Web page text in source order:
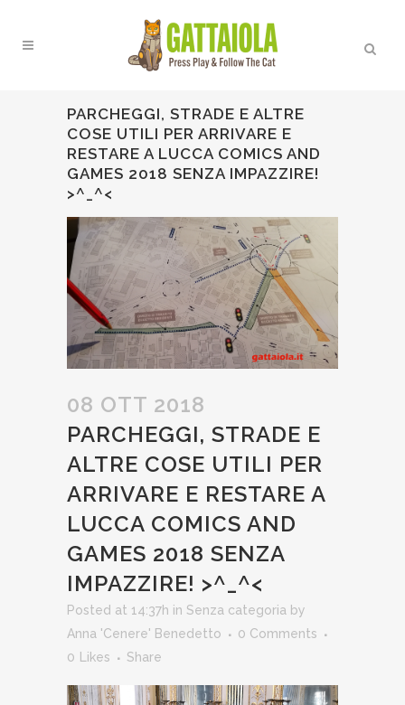
PARCHEGGI, STRADE E ALTRE
COSE UTILI PER ARRIVARE E
RESTARE A LUCCA COMICS AND
GAMES 2018 SENZA IMPAZZIRE!
>^_^<
08 OTT 2018
PARCHEGGI, STRADE E
ALTRE COSE UTILI PER
ARRIVARE E RESTARE A
LUCCA COMICS AND
GAMES 2018 SENZA
IMPAZZIRE! >^_^<
Posted at 14:37h in Senza categoria by
Anna 'Cenere' Benedetto
0 Comments
0 Likes Share